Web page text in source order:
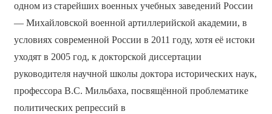
одном из старейших военных учебных заведений России
— Михайловской военной артиллерийской академии, в
условиях современной России в 2011 году, хотя её истоки
уходят в 2005 год, к докторской диссертации
руководителя научной школы доктора исторических наук,
профессора В.С. Мильбаха, посвящённой проблематике
политических репрессий в